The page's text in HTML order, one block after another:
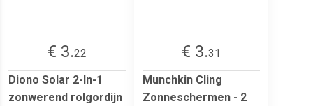
€ 3.22
Diono Solar 2-In-1
zonwerend rolgordijn
€ 3.31
Munchkin Cling
Zonneschermen - 2